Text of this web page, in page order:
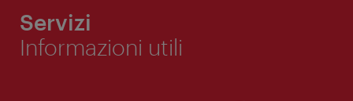
Servizi
Informazioni utili